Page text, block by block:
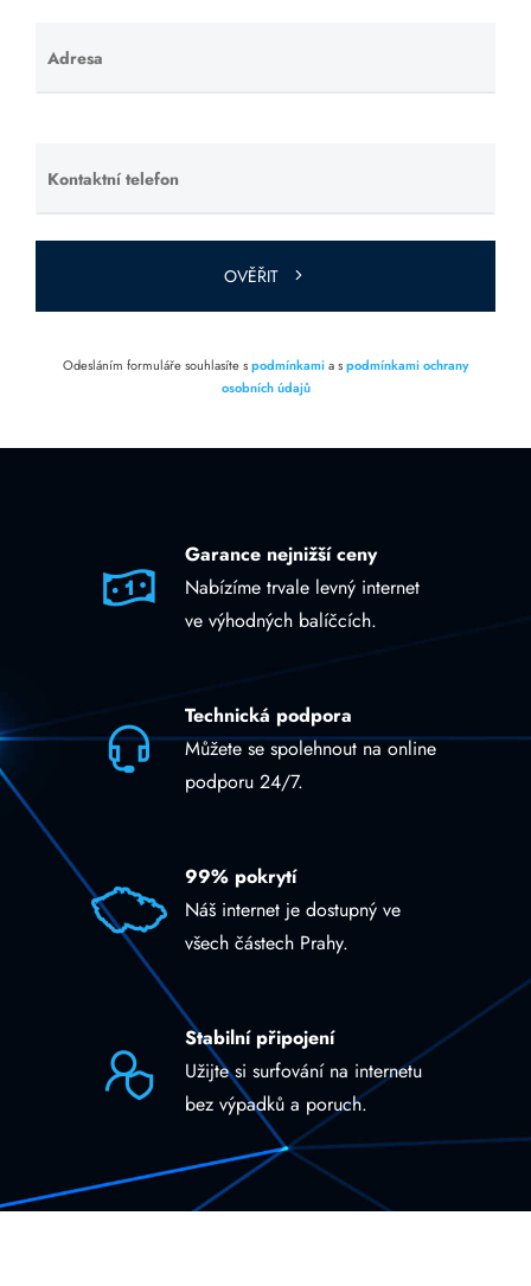
Adresa
Ponechte
toto pole
Kontaktní telefon
Ponechte
toto pole
prázdné.
OVĚŘIT
Odesláním formuláře souhlasíte spodmínkamia spodmínkami ochrany
osobních údajů
Garance nejnižší ceny
Nabízíme trvale levný internet
ve výhodných balíčcích.
Technická podpora
Můžete se spolehnout na online
podporu 24/7.
99% pokrytí
Náš internet je dostupný ve
všech částech Prahy.
Stabilní připojení
Užijte si surfování na internetu
bez výpadků a poruch.